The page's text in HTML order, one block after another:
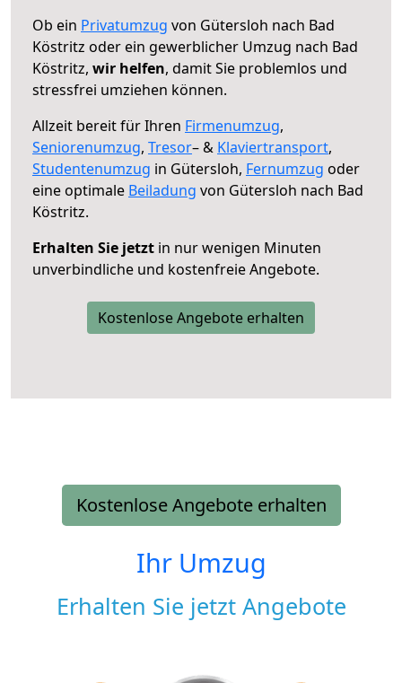
Ob ein Privatumzug von Gütersloh nach Bad
Köstritz oder ein gewerblicher Umzug nach Bad
Köstritz, wir helfen, damit Sie problemlos und
stressfrei umziehen können.
Allzeit bereit für Ihren Firmenumzug,
Seniorenumzug, Tresor– & Klaviertransport,
Studentenumzug in Gütersloh, Fernumzug oder
eine optimale Beiladung von Gütersloh nach Bad
Köstritz.
Erhalten Sie jetzt in nur wenigen Minuten
unverbindliche und kostenfreie Angebote.
Kostenlose Angebote erhalten
Kostenlose Angebote erhalten
Ihr Umzug
Erhalten Sie jetzt Angebote